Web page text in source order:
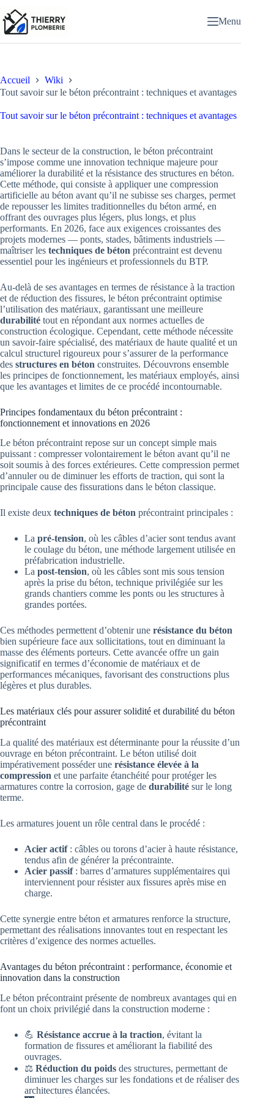
au
contenu
Menu
Accueil
Wiki
Tout savoir sur le béton précontraint : techniques et avantages
Tout savoir sur le béton précontraint : techniques et avantages
Dans le secteur de la construction, le béton précontraint
s’impose comme une innovation technique majeure pour
améliorer la durabilité et la résistance des structures en béton.
Cette méthode, qui consiste à appliquer une compression
artificielle au béton avant qu’il ne subisse ses charges, permet
de repousser les limites traditionnelles du béton armé, en
offrant des ouvrages plus légers, plus longs, et plus
performants. En 2026, face aux exigences croissantes des
projets modernes — ponts, stades, bâtiments industriels —
maîtriser les techniques de béton précontraint est devenu
essentiel pour les ingénieurs et professionnels du BTP.
Au-delà de ses avantages en termes de résistance à la traction
et de réduction des fissures, le béton précontraint optimise
l’utilisation des matériaux, garantissant une meilleure
durabilité tout en répondant aux normes actuelles de
construction écologique. Cependant, cette méthode nécessite
un savoir-faire spécialisé, des matériaux de haute qualité et un
calcul structurel rigoureux pour s’assurer de la performance
des structures en béton construites. Découvrons ensemble
les principes de fonctionnement, les matériaux employés, ainsi
que les avantages et limites de ce procédé incontournable.
Principes fondamentaux du béton précontraint :
fonctionnement et innovations en 2026
Le béton précontraint repose sur un concept simple mais
puissant : compresser volontairement le béton avant qu’il ne
soit soumis à des forces extérieures. Cette compression permet
d’annuler ou de diminuer les efforts de traction, qui sont la
principale cause des fissurations dans le béton classique.
Il existe deux techniques de béton précontraint principales :
La pré-tension, où les câbles d’acier sont tendus avant
le coulage du béton, une méthode largement utilisée en
préfabrication industrielle.
La post-tension, où les câbles sont mis sous tension
après la prise du béton, technique privilégiée sur les
grands chantiers comme les ponts ou les structures à
grandes portées.
Ces méthodes permettent d’obtenir une résistance du béton
bien supérieure face aux sollicitations, tout en diminuant la
masse des éléments porteurs. Cette avancée offre un gain
significatif en termes d’économie de matériaux et de
performances mécaniques, favorisant des constructions plus
légères et plus durables.
Les matériaux clés pour assurer solidité et durabilité du béton
précontraint
La qualité des matériaux est déterminante pour la réussite d’un
ouvrage en béton précontraint. Le béton utilisé doit
impérativement posséder une résistance élevée à la
compression et une parfaite étanchéité pour protéger les
armatures contre la corrosion, gage de durabilité sur le long
terme.
Les armatures jouent un rôle central dans le procédé :
Acier actif: câbles ou torons d’acier à haute résistance,
tendus afin de générer la précontrainte.
Acier passif: barres d’armatures supplémentaires qui
interviennent pour résister aux fissures après mise en
charge.
Cette synergie entre béton et armatures renforce la structure,
permettant des réalisations innovantes tout en respectant les
critères d’exigence des normes actuelles.
Avantages du béton précontraint : performance, économie et
innovation dans la construction
Le béton précontraint présente de nombreux avantages qui en
font un choix privilégié dans la construction moderne :
💪 Résistance accrue à la traction, évitant la
formation de fissures et améliorant la fiabilité des
ouvrages.
⚖️ Réduction du poids des structures, permettant de
diminuer les charges sur les fondations et de réaliser des
architectures élancées.